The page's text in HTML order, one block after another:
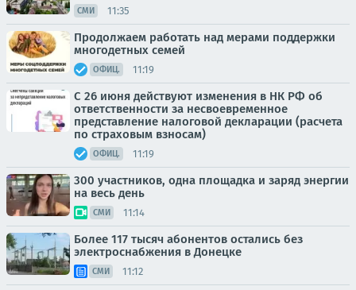
СМИ 11:35
Продолжаем работать над мерами поддержки
многодетных семей
ОФИЦ. 11:19
С 26 июня действуют изменения в НК РФ об
ответственности за несвоевременное
представление налоговой декларации (расчета
по страховым взносам)
ОФИЦ. 11:19
300 участников, одна площадка и заряд энергии
на весь день
СМИ 11:14
Более 117 тысяч абонентов остались без
электроснабжения в Донецке
СМИ 11:12